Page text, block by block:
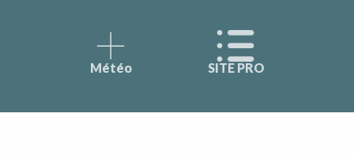
Météo SITE PRO